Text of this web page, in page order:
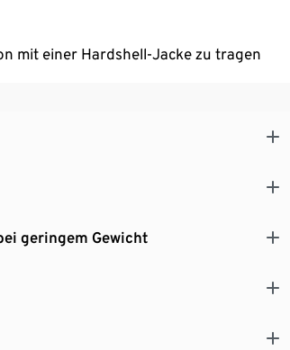
mit einer Hardshell-Jacke zu tragen
geringem Gewicht